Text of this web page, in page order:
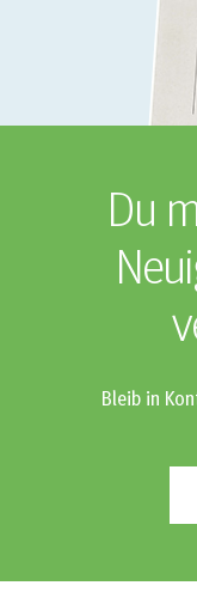
Du
Bleib in